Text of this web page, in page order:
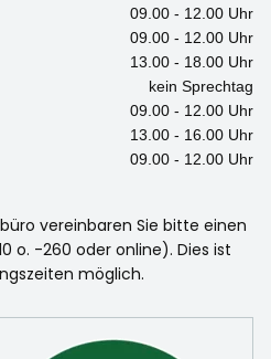
09.00 - 12.00 Uhr
09.00 - 12.00 Uhr
13.00 - 18.00 Uhr
kein Sprechtag
09.00 - 12.00 Uhr
13.00 - 16.00 Uhr
09.00 - 12.00 Uhr
vereinbaren Sie bitte einen
o. -260 oder online). Dies ist
möglich.